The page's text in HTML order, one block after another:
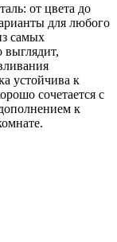
от цвета до
для любого
самых
устойчива к
сочетается с
к